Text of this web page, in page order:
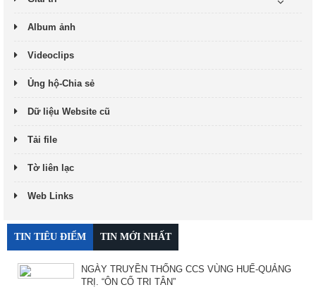
Album ảnh
Videoclips
Ủng hộ-Chia sẻ
Dữ liệu Website cũ
Tải file
Tờ liên lạc
Web Links
TIN TIÊU ĐIỂM TIN MỚI NHẤT
NGÀY TRUYỀN THỐNG CCS VÙNG HUẾ-QUẢNG
TRỊ. “ÔN CỐ TRI TÂN”